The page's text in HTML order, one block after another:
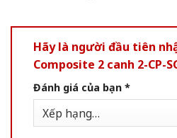
Hãy là người đầu tiên
Composite 2 canh 2-CP-
Đánh giá của bạn *